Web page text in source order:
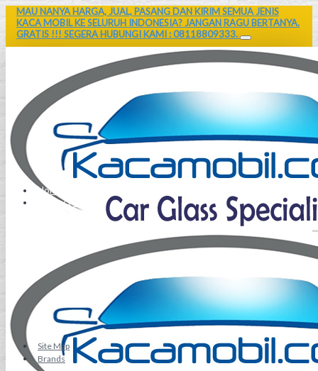
MAU NANYA HARGA, JUAL, PASANG DAN KIRIM SEMUA JENIS
KACA MOBIL KE SELURUH INDONESIA? JANGAN RAGU BERTANYA.
GRATIS !!! SEGERA HUBUNGI KAMI : 08118809333.
Home
Contact Us
Site Map
Brands